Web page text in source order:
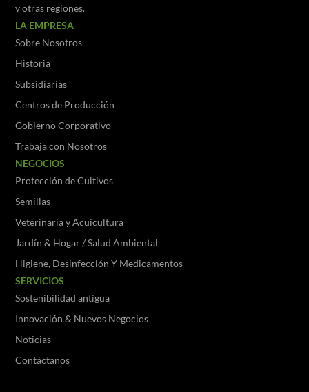
y otras regiones.
LA EMPRESA
Sobre Nosotros
Historia
Subsidiarias
Centros de Producción
Gobierno Corporativo
Trabaja con Nosotros
NEGOCIOS
Protección de Cultivos
Semillas
Veterinaria y Acuicultura
Jardín & Hogar / Salud Ambiental
Higiene, Desinfección Y Medicamentos
SERVICIOS
Sostenibilidad antigua
Innovación & Nuevos Negocios
Noticias
Contáctanos